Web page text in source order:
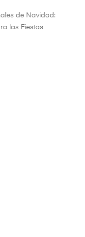
de Navidad:
las Fiestas